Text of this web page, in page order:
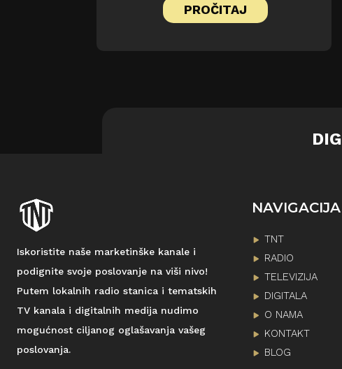
PROČITAJ
Iskoristite naše marketinške kanale i
podignite svoje poslovanje na viši nivo!
Putem lokalnih radio stanica i tematskih
TV kanala i digitalnih medija nudimo
mogućnost ciljanog oglašavanja vašeg
poslovanja.
NAVIGACIJA
TNT
RADIO
TELEVIZIJA
DIGITALA
O NAMA
KONTAKT
BLOG